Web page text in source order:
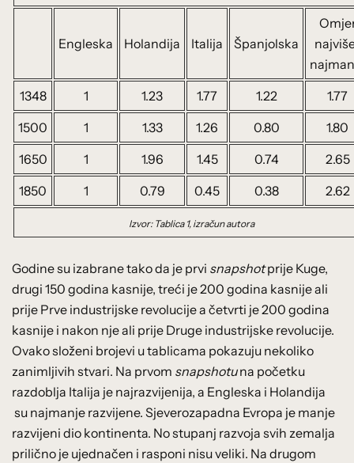
Engleska Holandija Italija Španjolska
1348
1 1.23 1.77 1.22
1.77
1500
1 1.33 1.26 0.80
1.80
1650
1 1.96 1.45 0.74
2.65
1850
1 0.79 0.45 0.38 2.62
Izvor: Tablica 1, izračun autora
Godine su izabrane tako da je prvi snapshotprije Kuge,
drugi 150 godina kasnije, treći je 200 godina kasnije ali
prije Prve industrijske revolucije a četvrti je 200 godina
kasnije i nakon nje ali prije Druge industrijske revolucije.
Ovako složeni brojevi u tablicama pokazuju nekoliko
zanimljivih stvari. Na prvom snapshotuna početku
razdoblja Italija je najrazvijenija, a Engleska i Holandija
su najmanje razvijene. Sjeverozapadna Evropa je manje
razvijeni dio kontinenta. No stupanj razvoja svih zemalja
prilično je ujednačen i rasponi nisu veliki. Na drugom